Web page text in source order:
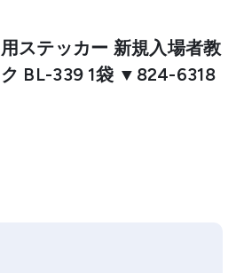
ステッカー 新規入場者教
BL-339 1袋 ▼824-6318